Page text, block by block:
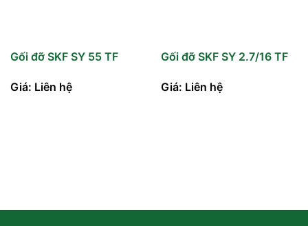
Gối đỡ SKF SY 55 TF
Giá: Liên hệ
Gối đỡ SKF SY 2.7/16 TF
Giá: Liên hệ